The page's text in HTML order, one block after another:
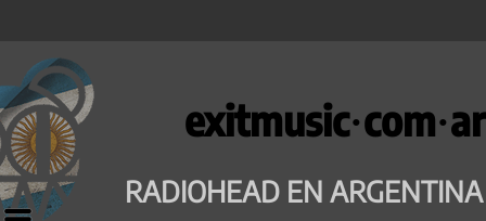
Saltar
al
contenido
exitmusic·com·ar
RADIOHEAD EN ARGENTINA